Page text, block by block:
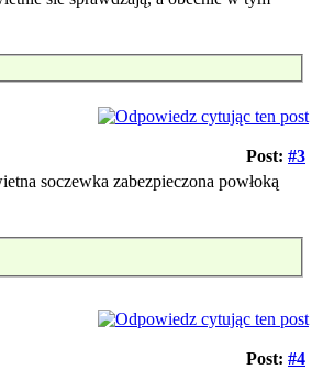
Post: #3
soczewka zabezpieczona powłoką
Post: #4